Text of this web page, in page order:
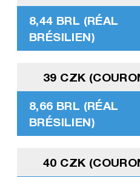
8,44 BRL (RÉAL
BRÉSILIEN)
39 CZK
8,66 BRL (RÉAL
BRÉSILIEN)
40 CZK